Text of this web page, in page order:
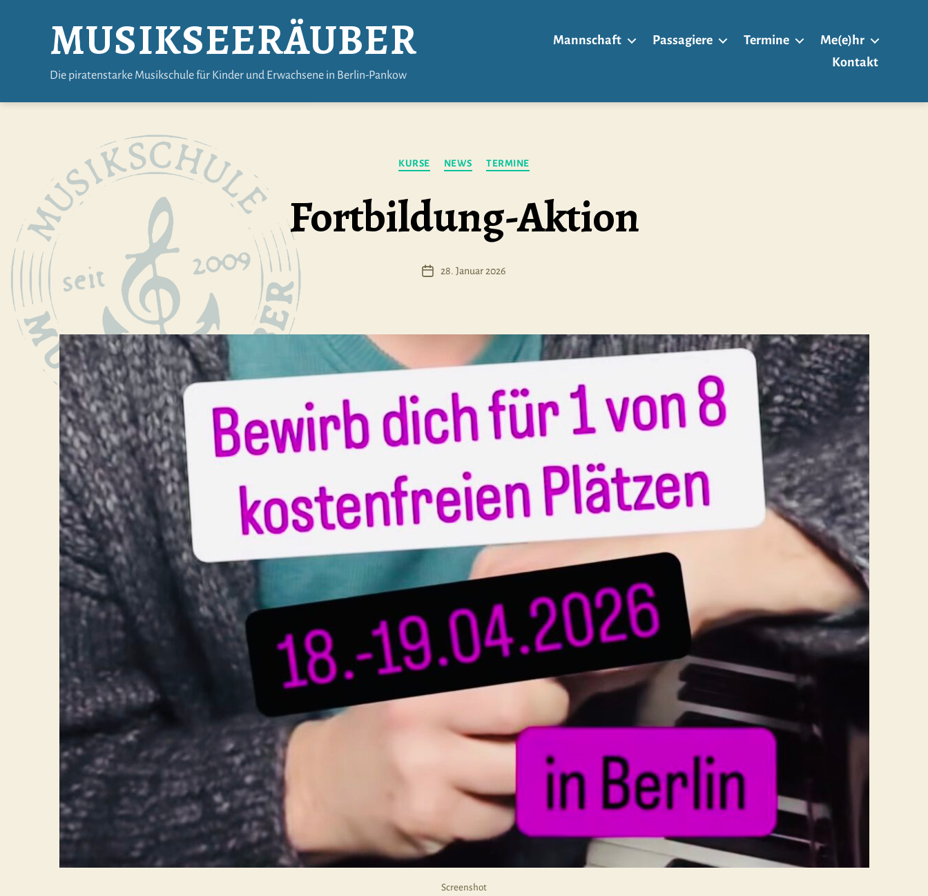
MUSIKSEERÄUBER
Die piratenstarke Musikschule für Kinder und Erwachsene in Berlin-Pankow
Mannschaft Passagiere Termine
Me(e)hr
Kontakt
Kategorien
KURSE NEWS TERMINE
Fortbildung-Aktion
Veröffentlichungsdatum
28. Januar 2026
Screenshot